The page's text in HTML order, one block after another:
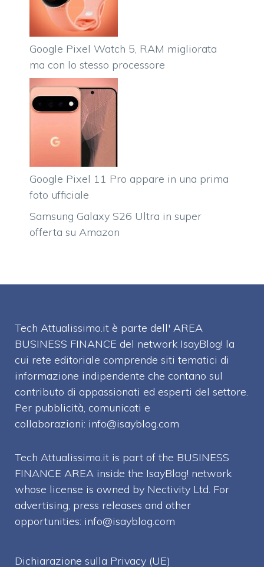
Google Pixel Watch 5, RAM migliorata
ma con lo stesso processore
Google Pixel 11 Pro appare in una prima
foto ufficiale
Samsung Galaxy S26 Ultra in super
offerta su Amazon
Tech Attualissimo.it è parte dell' AREA
BUSINESS FINANCE del network IsayBlog! la
cui rete editoriale comprende siti tematici di
informazione indipendente che contano sul
contributo di appassionati ed esperti del settore.
Per pubblicità, comunicati e
collaborazioni: info@isayblog.com
Tech Attualissimo.it is part of the BUSINESS
FINANCE AREA inside the IsayBlog! network
whose license is owned by Nectivity Ltd. For
advertising, press releases and other
opportunities: info@isayblog.com
Dichiarazione sulla Privacy (UE)